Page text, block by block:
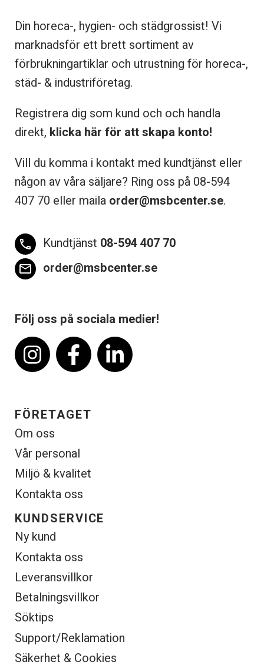
Din horeca-, hygien- och städgrossist! Vi
marknadsför ett brett sortiment av
förbrukningartiklar och utrustning för horeca-,
städ- & industriföretag.
Registrera dig som kund och och handla
direkt, klicka här för att skapa konto!
Vill du komma i kontakt med kundtjänst eller
någon av våra säljare? Ring oss på 08-594
407 70 eller maila order@msbcenter.se.
phone Kundtjänst 08-594 407 70
email order@msbcenter.se
Följ oss på sociala medier!
FÖRETAGET
Om oss
Vår personal
Miljö & kvalitet
Kontakta oss
KUNDSERVICE
Ny kund
Kontakta oss
Leveransvillkor
Betalningsvillkor
Söktips
Support/Reklamation
Säkerhet & Cookies